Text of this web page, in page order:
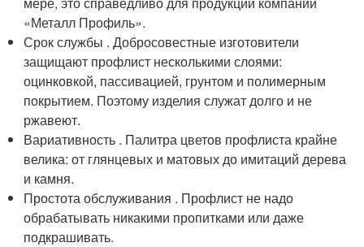
«Металл Профиль».
Срок службы . Добросовестные изготовители
защищают профлист несколькими слоями:
оцинковкой, пассивацией, грунтом и полимерным
покрытием. Поэтому изделия служат долго и не
ржавеют.
Вариативность . Палитра цветов профлиста крайне
велика: от глянцевых и матовых до имитаций дерева
и камня.
Простота обслуживания . Профлист не надо
обрабатывать никакими пропитками или даже
подкрашивать.